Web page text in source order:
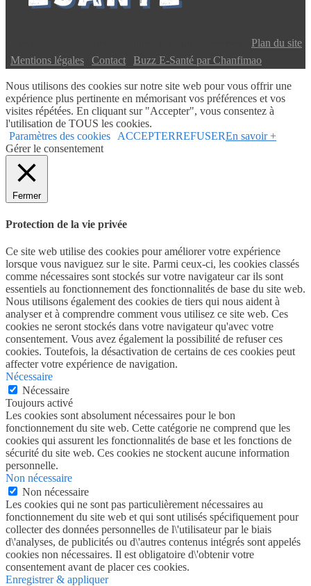
Plan du site
Mentions légales Contact Buzz E-Santé par Chanfimao
Nous utilisons des cookies sur notre site web pour vous offrir une
expérience plus pertinente en mémorisant vos préférences et vos
visites répétées. En cliquant sur "Accepter", vous consentez à
l'utilisation de TOUS les cookies.
Paramètres des cookies ACCEPTERREFUSEREn savoir +
Gérer le consentement
Fermer
Protection de la vie privée
Ce site web utilise des cookies pour améliorer votre expérience
lorsque vous naviguez sur le site. Parmi ceux-ci, les cookies classés
comme nécessaires sont stockés sur votre navigateur car ils sont
essentiels au fonctionnement des fonctionnalités de base du site web.
Nous utilisons également des cookies de tiers qui nous aident à
analyser et à comprendre comment vous utilisez ce site web. Ces
cookies ne seront stockés dans votre navigateur qu'avec votre
consentement. Vous avez également la possibilité de refuser ces
cookies. Toutefois, la désactivation de certains de ces cookies peut
affecter votre expérience de navigation.
Nécessaire
Nécessaire
Toujours activé
Les cookies sont absolument nécessaires pour le bon
fonctionnement du site web. Cette catégorie ne comprend que les
cookies qui assurent les fonctionnalités de base et les fonctions de
sécurité du site web. Ces cookies ne stockent aucune information
personnelle.
Non nécessaire
Non nécessaire
Les cookies qui ne sont pas particulièrement nécessaires au
fonctionnement du site web et qui sont utilisés spécifiquement pour
collecter des données personnelles de l\'utilisateur par le biais
d\'analyses, de publicités ou d\'autres contenus intégrés sont appelés
cookies non nécessaires. Il est obligatoire d\'obtenir votre
consentement avant de placer ces cookies.
Enregistrer & appliquer